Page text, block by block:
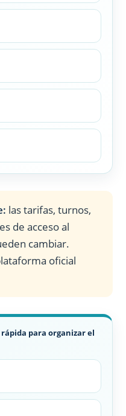
las tarifas, turnos,
de acceso al
cambiar.
oficial
para organizar el